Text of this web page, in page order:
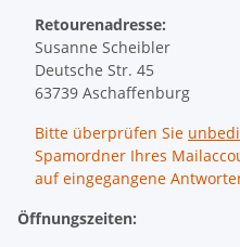
Retourenadresse:
Susanne Scheibler
Deutsche Str. 45
63739 Aschaffenburg
Bitte überprüfen Sie
Spamordner Ihres
auf eingegangene
Öffnungszeiten: